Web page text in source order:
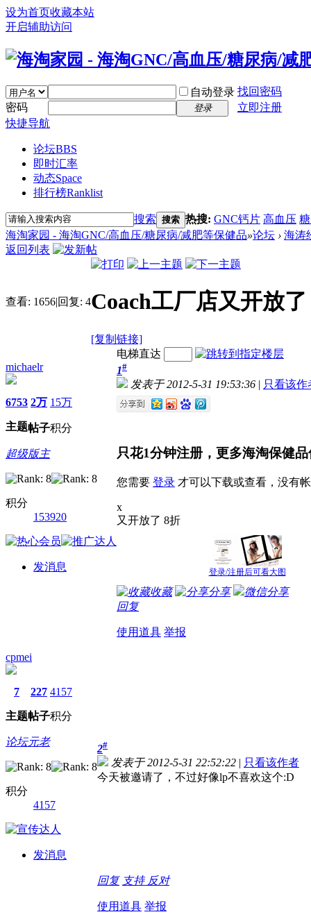
设为首页收藏本站
开启辅助访问
自动登录 找回密码
密码
登录
立即注册
快捷导航
论坛BBS
即时汇率
动态Space
排行榜Ranklist
搜索 搜索 热搜: GNC钙片 高血压
海淘家园 - 海淘GNC/高血压/糖尿病/减肥等保健品»论坛 › 海涛
返回列表
查看: 1656|回复: 4Coach工厂店又开放
[复制链接]
michaelr
6753
主题
2万
帖子
15万
积分
超级版主
积分
153920
发消息
电梯直达
1#
发表于 2012-5-31 19:53:36 | 只看该作
只花1分钟注册，更多海淘保健
您需要 登录 才可以下载或查看，没有
x
又开放了 8折
登录/注册后可看大图
收藏 分享
微信分享
回复
使用道具 举报
cpmei
7
主题
227
帖子
4157
积分
论坛元老
积分
4157
发消息
2#
发表于 2012-5-31 22:52:22 | 只看该作者
今天被邀请了，不过好像lp不喜欢这个:D
回复 支持 反对
使用道具 举报